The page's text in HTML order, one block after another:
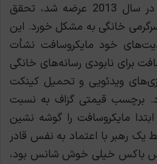
هنگامی که Xbox One در سال 2013 عرضه شد، تحقق
خانگی به مشکل خورد. این
خود مایکروسافت نشأت
برای نابودی رسانه‌های خانگی
ویدئویی و تحمیل کینکت
برچسب قیمتی گزاف به نسبت
در همان ابتدا مایکروسافت را گوشه نشین
یک رهبر با اعتماد به نفس قادر
‌باکس خیلی خوش شانس بود،